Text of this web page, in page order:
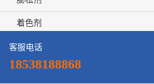
着色剂
客服电话
18538188868